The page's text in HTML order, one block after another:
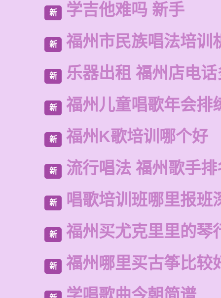
新 学吉他难吗 新手
新 福州市民族唱法培训
新 乐器出租 福州店电
新 福州儿童唱歌年会排
新 福州K歌培训哪个好
新 流行唱法 福州歌手排
新 唱歌培训班哪里报班
新 福州买尤克里里的琴
新 福州哪里买古筝比较